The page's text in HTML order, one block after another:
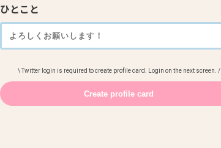
ひとこと
\ Twitter login is required to create profile card. Login on the next screen. /